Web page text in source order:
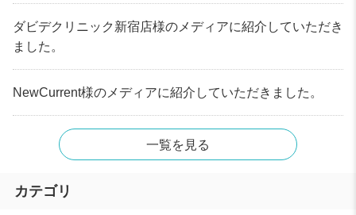
ダビデクリニック新宿店様のメディアに紹介していただき
ました。
NewCurrent様のメディアに紹介していただきました。
一覧を見る
カテゴリ